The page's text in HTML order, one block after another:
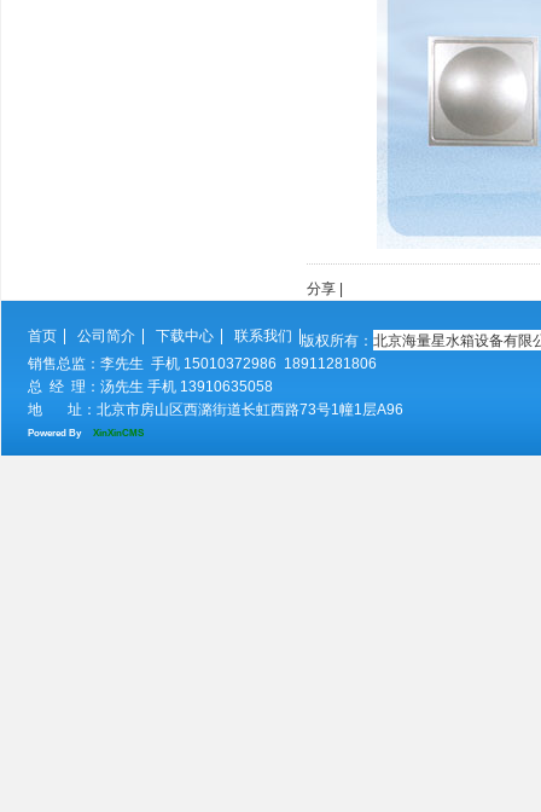
分享
首页 公司简介 下载中心 联系我们 版权所有： 北京海量星水箱设备有限
销售总监：李先生 手机 15010372986 18911281806
总 经 理：汤先生 手机 13910635058
地 址：北京市房山区西潞街道长虹西路73号1幢1层A96
Powered By XinXinCMS